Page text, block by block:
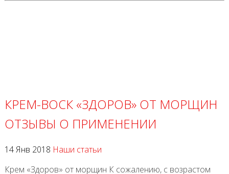
КРЕМ-ВОСК «ЗДОРОВ» ОТ МОРЩИН
ОТЗЫВЫ О ПРИМЕНЕНИИ
14 Янв 2018 Наши статьи
Крем «Здоров» от морщин К сожалению, с возрастом